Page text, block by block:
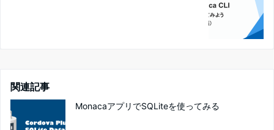
関連記事
MonacaアプリでSQLiteを使ってみる